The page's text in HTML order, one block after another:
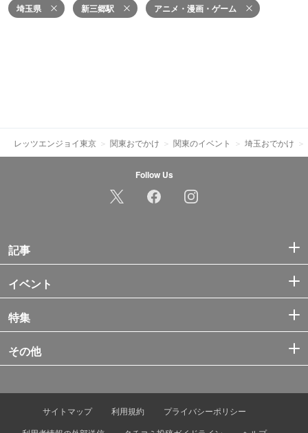
埼玉県 新三郷駅 アニメ・漫画・ゲーム
レッツエンジョイ東京 関東おでかけ 関東のイベント 埼玉おでかけ
Follow Us
記事
イベント
特集
その他
サイトマップ 利用規約
プライバシーポリシー